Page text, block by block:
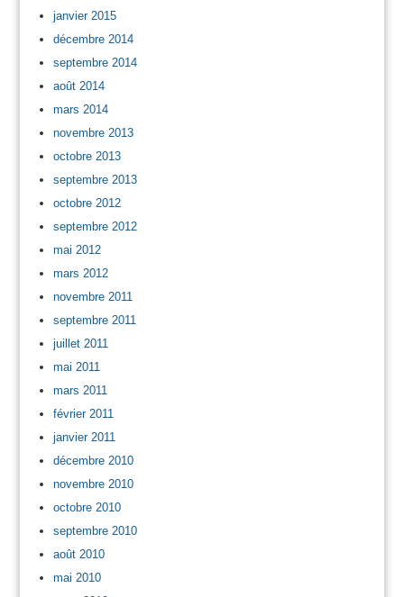
janvier 2015
décembre 2014
septembre 2014
août 2014
mars 2014
novembre 2013
octobre 2013
septembre 2013
octobre 2012
septembre 2012
mai 2012
mars 2012
novembre 2011
septembre 2011
juillet 2011
mai 2011
mars 2011
février 2011
janvier 2011
décembre 2010
novembre 2010
octobre 2010
septembre 2010
août 2010
mai 2010